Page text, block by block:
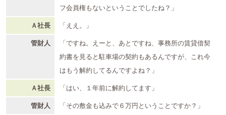
フ会員権もないということでしたね？」
Ａ社長 「ええ。」
管財人
「ですね。えーと、あとですね、事務所の賃貸借契
約書を見ると駐車場の契約もあるんですが、これ今
はもう解約してるんですよね？」
Ａ社長 「はい、１年前に解約してます」
管財人 「その敷金も込みで６万円ということですか？」